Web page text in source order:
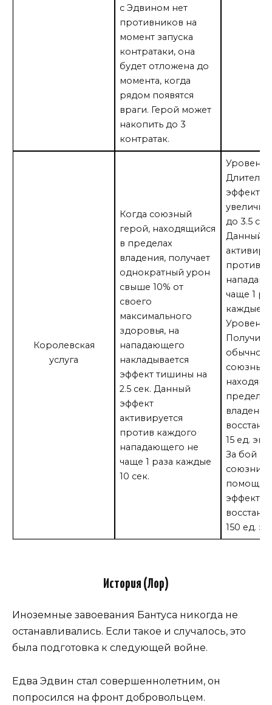
с Эдвином нет
противников на
момент запуска
контратаки, она
будет отложена до
момента, когда
рядом появятся
враги. Герой может
накопить до 3
контратак.
Королевская
услуга
Когда союзный
герой, находящийся
в пределах
владения, получает
однократный урон
свыше 10% от
своего
максимального
здоровья, на
нападающего
накладывается
эффект тишины на
2.5 сек. Данный
эффект
активируется
против каждого
нападающего не
чаще 1 раза каждые
10 сек.
Уровень
эффекта
до 3.5
Данный
против
чаще 1
каждые 8
Уровень
Получив
обычной
союзный
пределах
владения,
15 ед.
За бой
союзник
помощью
эффекта
150 ед.
История (Лор)
Иноземные завоевания Бантуса никогда не
останавливались. Если такое и случалось, это
была подготовка к следующей войне.
Едва Эдвин стал совершеннолетним, он
попросился на фронт добровольцем.